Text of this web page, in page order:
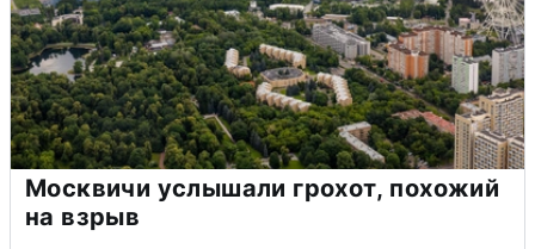
Москвичи услышали грохот, похожий
на взрыв